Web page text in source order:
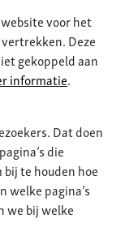
voor het
Deze
gekoppeld aan
informatie.
Dat doen
die
te houden hoe
welke pagina’s
we bij welke